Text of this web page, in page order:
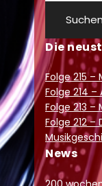
Suchen
Die
Folge 215 –
Folge 214 –
Folge 213 –
Folge 212 –
News